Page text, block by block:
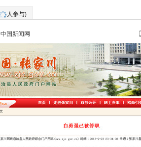
人参与)
中国新闻网